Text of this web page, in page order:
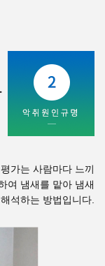
가는 사람마다 느끼
여 냄새를 맡아 냄새
석하는 방법입니다.